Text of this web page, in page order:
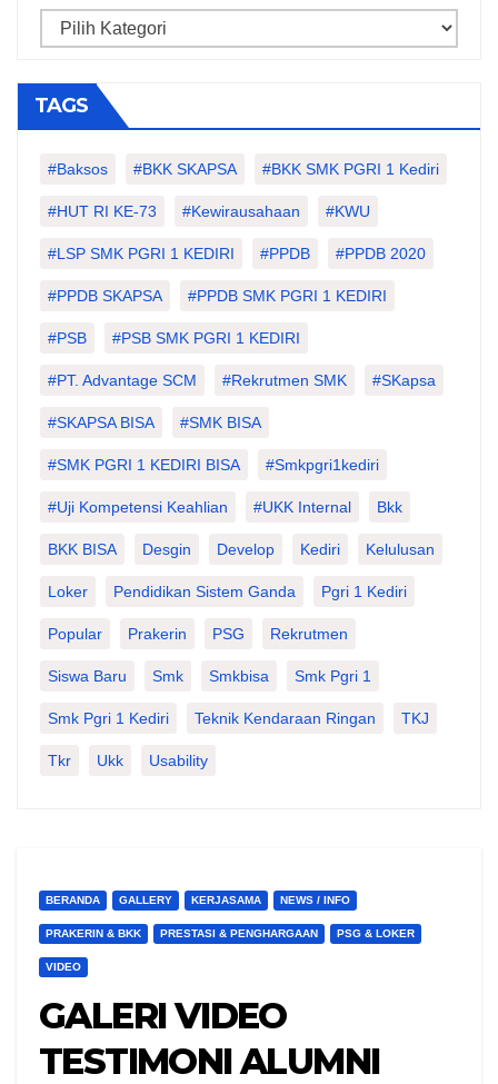
Categories
TAGS
#Baksos #BKK SKAPSA #BKK SMK PGRI 1 Kediri
#HUT RI KE-73 #kewirausahaan #KWU
#LSP SMK PGRI 1 KEDIRI #PPDB #PPDB 2020
#PPDB SKAPSA #PPDB SMK PGRI 1 KEDIRI
#PSB #PSB SMK PGRI 1 KEDIRI
#PT. Advantage SCM #Rekrutmen SMK #SKapsa
#SKAPSA BISA #SMK BISA
#SMK PGRI 1 KEDIRI BISA #smkpgri1kediri
#Uji Kompetensi Keahlian #UKK Internal Bkk
BKK BISA Desgin Develop Kediri Kelulusan
Loker Pendidikan Sistem Ganda Pgri 1 Kediri
Popular Prakerin PSG Rekrutmen
Siswa Baru Smk Smkbisa Smk Pgri 1
Smk Pgri 1 Kediri Teknik Kendaraan Ringan TKJ
Tkr Ukk Usability
BERANDA GALLERY KERJASAMA NEWS / INFO
PRAKERIN & BKK PRESTASI & PENGHARGAAN PSG & LOKER
VIDEO
GALERI VIDEO
TESTIMONI ALUMNI